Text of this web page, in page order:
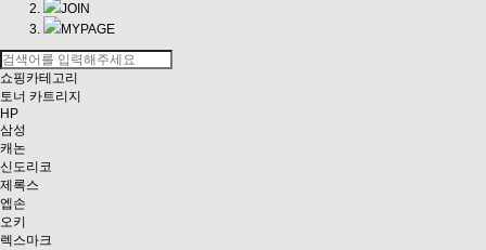
JOIN
MYPAGE
쇼핑카테고리
토너 카트리지
HP
삼성
캐논
신도리코
제록스
엡손
오키
렉스마크